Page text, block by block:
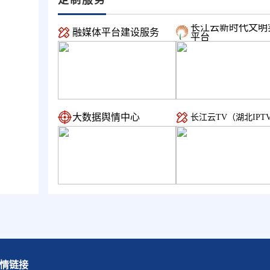
融媒体平台建设服务
长江云新时代文明
平台
大数据舆情中心 长江云TV（湖北
链接